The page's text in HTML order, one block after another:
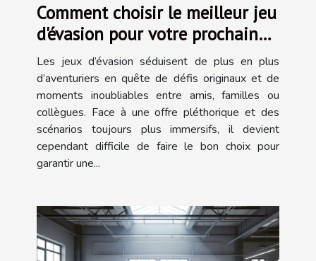
Comment choisir le meilleur jeu
d'évasion pour votre prochaine
aventure ?
Les jeux d’évasion séduisent de plus en plus
d’aventuriers en quête de défis originaux et de
moments inoubliables entre amis, familles ou
collègues. Face à une offre pléthorique et des
scénarios toujours plus immersifs, il devient
cependant difficile de faire le bon choix pour
garantir une...